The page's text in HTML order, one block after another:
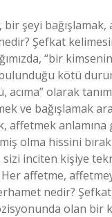
bir şeyi
Şefkat
“bir
kötü
olarak
ve bağışlamak
affetmek anlamına
olma hissini
inciten kişiye
affetme,
nedir?
olan bir